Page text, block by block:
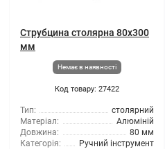
Струбцина столярна 80x300
мм
Немає в наявності
Код товару: 27422
Тип:
столярний
Матеріал:
Алюміній
Довжина:
80 мм
Категорія:
Ручний інструмент